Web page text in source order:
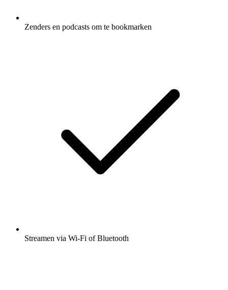
Zenders en podcasts om te bookmarken
Streamen via Wi-Fi of Bluetooth